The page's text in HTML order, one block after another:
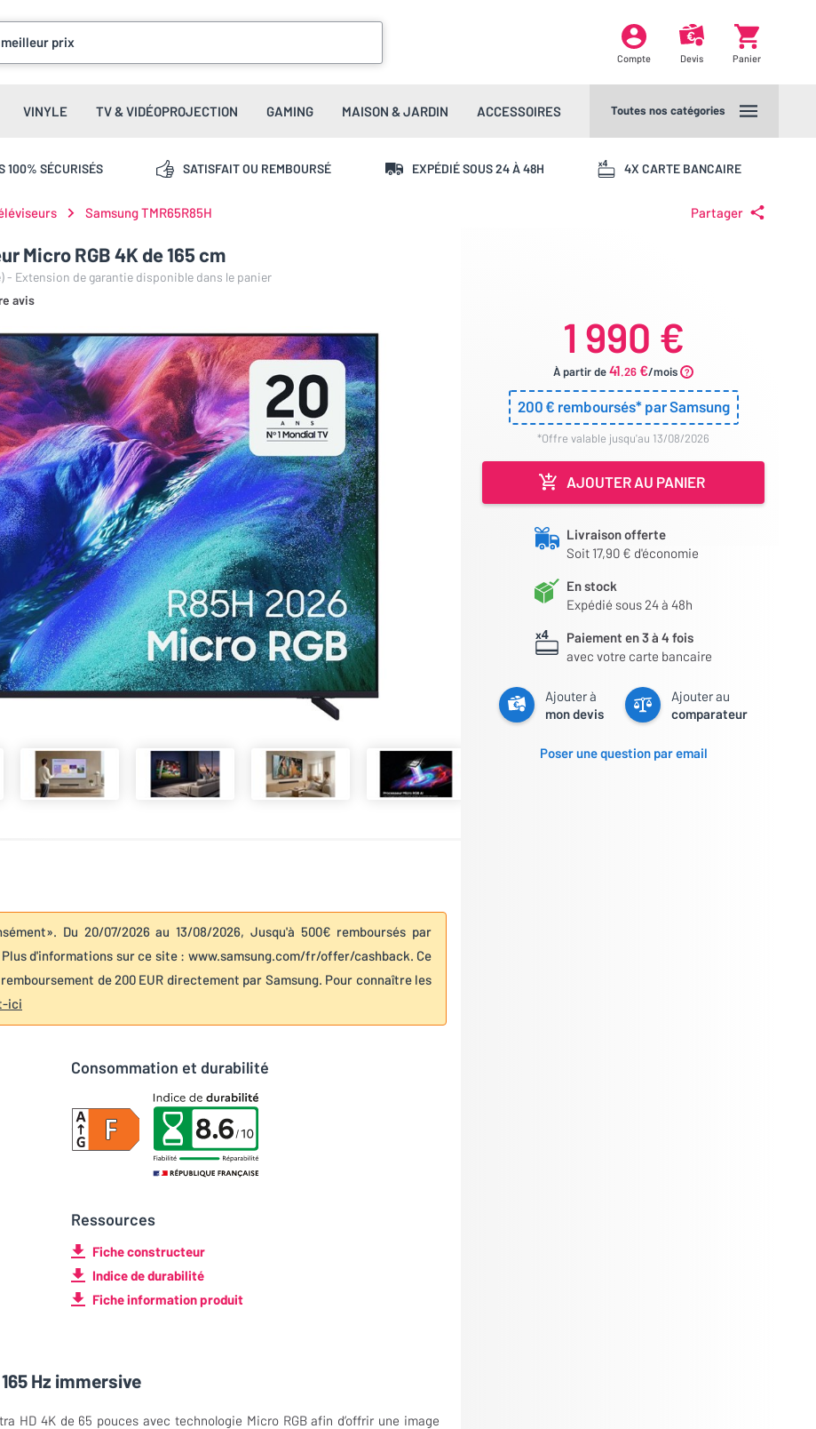
meilleur prix
Compte Devis Panier
VINYLE TV & VIDÉOPROJECTION GAMING MAISON & JARDIN ACCESSOIRES Toutes nos catégories
100% SÉCURISÉS SATISFAIT OU REMBOURSÉ EXPÉDIÉ SOUS 24 À 48H 4X CARTE BANCAIRE
Samsung TMR65R85H Partager
Micro RGB 4K de 165 cm
- Extension de garantie disponible dans le panier
avis
1 990 €
À partir de41.26 €/mois
200 € remboursés* par Samsung
*offre valable jusqu'au 13/08/2026
AJOUTER AU PANIER
Livraison offerte
Soit 17,90 € d'économie
En stock
Expédié sous 24 à 48h
Paiement en 3 à 4 fois
avec votre carte bancaire
Ajouter à
mon devis
Ajouter au
comparateur
Poser une question par email
Du 20/07/2026 au 13/08/2026, Jusqu'à 500€ remboursés par
Plus d'informations sur ce site : www.samsung.com/fr/offer/cashback. Ce
de 200 EUR directement par Samsung. Pour connaître les
ici
Consommation et durabilité
Ressources
Fiche constructeur
Indice de durabilité
Fiche information produit
Hz immersive
HD 4K de 65 pouces avec technologie Micro RGB afin d’offrir une image